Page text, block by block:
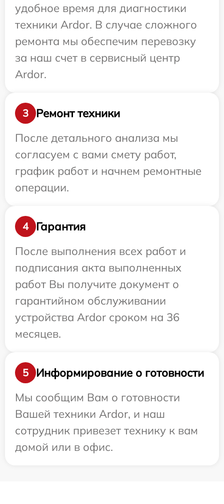
удобное время для диагностики
техники Ardor. В случае сложного
ремонта мы обеспечим перевозку
за наш счет в сервисный центр
Ardor.
3
Ремонт техники
После детального анализа мы
согласуем с вами смету работ,
график работ и начнем ремонтные
операции.
4
Гарантия
После выполнения всех работ и
подписания акта выполненных
работ Вы получите документ о
гарантийном обслуживании
устройства Ardor сроком на 36
месяцев.
5
Информирование о готовности
Мы сообщим Вам о готовности
Вашей техники Ardor, и наш
сотрудник привезет технику к вам
домой или в офис.